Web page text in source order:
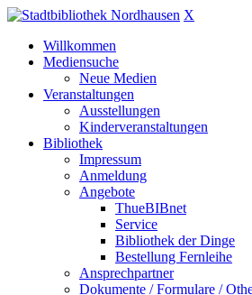
X
Willkommen
Mediensuche
Neue Medien
Veranstaltungen
Ausstellungen
Kinderveranstaltungen
Bibliothek
Impressum
Anmeldung
Angebote
ThueBIBnet
Service
Bibliothek der Dinge
Bestellung Fernleihe
Ansprechpartner
Dokumente / Formulare /